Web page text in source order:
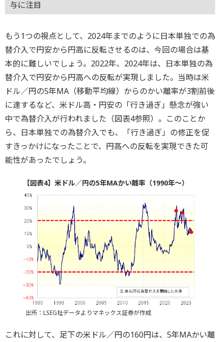
与に注目
もう1つの視点として、2024年までのように日本単独での為
替介入で円安から円高に反転させるのは、今回の場合は基
本的に難しいでしょう。2022年、2024年は、日本単独の為
替介入で円安から円高への反転が実現しました。当時は米
ドル／円の5年MA（移動平均線）からのかい離率が3割前後
に達するなど、米ドル高・円安の「行き過ぎ」懸念が強い
中で為替介入が行われました（図表4参照）。このことか
ら、日本単独での為替介入でも、「行き過ぎ」の修正を促
すきっかけになったことで、円高への反転を実現できた可
能性があったでしょう。
【図表4】米ドル／円の5年MAかい離率（1990年～）
出所：LSEG社データよりマネックス証券が作成
これに対して、足下の米ドル／円の160円は、5年MAかい離